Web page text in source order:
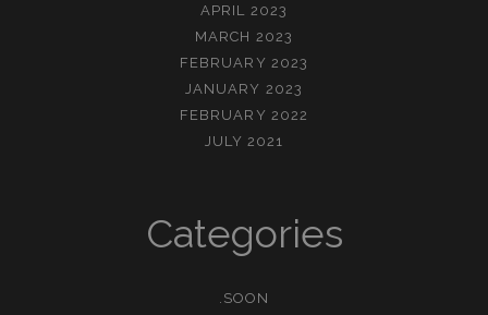
APRIL 2023
MARCH 2023
FEBRUARY 2023
JANUARY 2023
FEBRUARY 2022
JULY 2021
Categories
.SOON